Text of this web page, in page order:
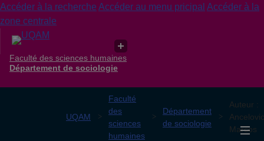
Accéder à la recherche Accéder au menu pricipal Accéder à la
zone centrale
Faculté des sciences humaines
Département de sociologie
UQAM
Faculté
des
sciences
humaines
Département
de sociologie
Auteur :
Marcos